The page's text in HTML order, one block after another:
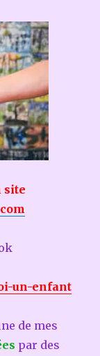
site
un-enfant
de mes
par des